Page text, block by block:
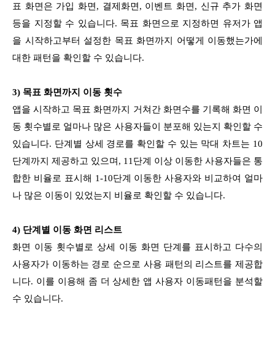
표 화면은 가입 화면, 결제화면, 이벤트 화면, 신규 추가 화면
등을 지정할 수 있습니다. 목표 화면으로 지정하면 유저가 앱
을 시작하고부터 설정한 목표 화면까지 어떻게 이동했는가에
대한 패턴을 확인할 수 있습니다.
3) 목표 화면까지 이동 횟수
앱을 시작하고 목표 화면까지 거쳐간 화면수를 기록해 화면 이
동 횟수별로 얼마나 많은 사용자들이 분포해 있는지 확인할 수
있습니다. 단계별 상세 경로를 확인할 수 있는 막대 차트는 10
단계까지 제공하고 있으며, 11단계 이상 이동한 사용자들은 통
합한 비율로 표시해 1-10단계 이동한 사용자와 비교하여 얼마
나 많은 이동이 있었는지 비율로 확인할 수 있습니다.
4) 단계별 이동 화면 리스트
화면 이동 횟수별로 상세 이동 화면 단계를 표시하고 다수의
사용자가 이동하는 경로 순으로 사용 패턴의 리스트를 제공합
니다. 이를 이용해 좀 더 상세한 앱 사용자 이동패턴을 분석할
수 있습니다.